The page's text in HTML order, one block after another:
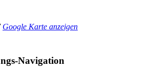
Google Karte anzeigen
Navigation